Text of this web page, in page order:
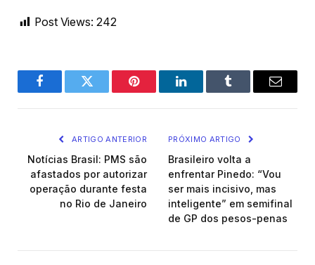
Post Views: 242
FacebookTwitter Pinterest LinkedInTumblr Email
ARTIGO ANTERIOR
Notícias Brasil: PMS são
afastados por autorizar
operação durante festa
no Rio de Janeiro
PRÓXIMO ARTIGO
Brasileiro volta a
enfrentar Pinedo: “Vou
ser mais incisivo, mas
inteligente” em semifinal
de GP dos pesos-penas